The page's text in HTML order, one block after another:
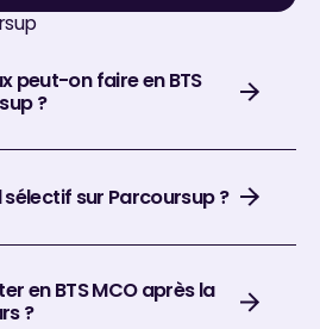
peut-on faire en BTS
?
sélectif sur Parcoursup ?
en BTS MCO après la
?